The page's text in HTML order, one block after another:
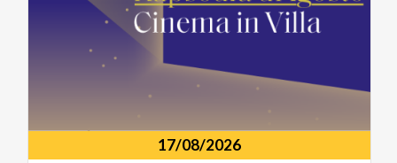
17/08/2026